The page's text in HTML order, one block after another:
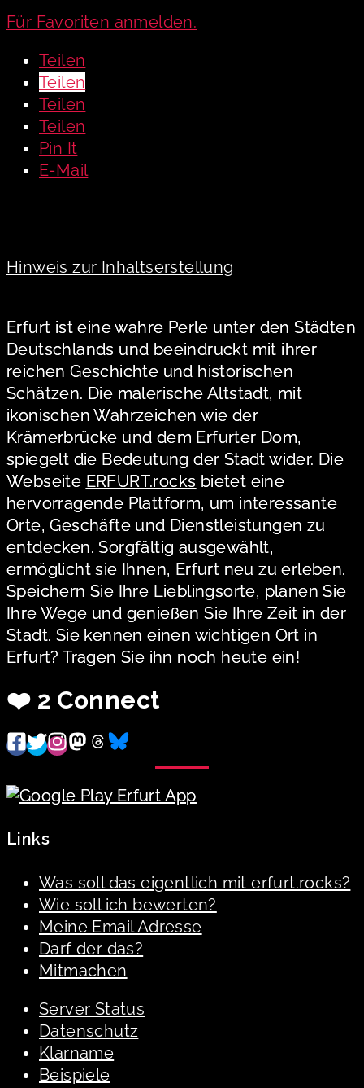
Für Favoriten anmelden.
Teilen
Teilen
Teilen
Teilen
Pin It
E-Mail
Hinweis zur Inhaltserstellung
Erfurt ist eine wahre Perle unter den Städten
Deutschlands und beeindruckt mit ihrer
reichen Geschichte und historischen
Schätzen. Die malerische Altstadt, mit
ikonischen Wahrzeichen wie der
Krämerbrücke und dem Erfurter Dom,
spiegelt die Bedeutung der Stadt wider. Die
Webseite ERFURT.rocks bietet eine
hervorragende Plattform, um interessante
Orte, Geschäfte und Dienstleistungen zu
entdecken. Sorgfältig ausgewählt,
ermöglicht sie Ihnen, Erfurt neu zu erleben.
Speichern Sie Ihre Lieblingsorte, planen Sie
Ihre Wege und genießen Sie Ihre Zeit in der
Stadt. Sie kennen einen wichtigen Ort in
Erfurt? Tragen Sie ihn noch heute ein!
❤️ 2 Connect
Links
Was soll das eigentlich mit erfurt.rocks?
Wie soll ich bewerten?
Meine Email Adresse
Darf der das?
Mitmachen
Server Status
Datenschutz
Klarname
Beispiele